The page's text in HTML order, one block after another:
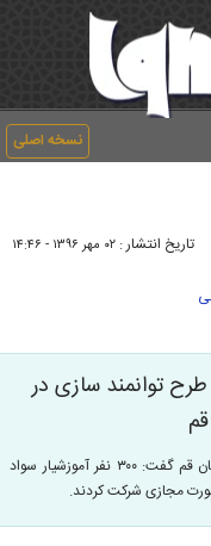
نسخه اصلی
تاریخ انتشار : ۰۲ مهر ۱۳۹۶ - ۱۴:۴۶
در طرح توانمند سازی در
گروه فرهنگی: معاون آموزش جهاددانشگاهی واحد استان قم گفت: ۳۰۰ نفر آموزشیار سواد
مجازی شرکت کردند.